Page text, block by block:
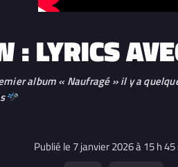
: LYRICS
album « Naufragé » il y a
Publié le 7 janvier 2026 à 15 h